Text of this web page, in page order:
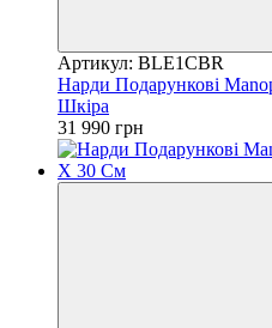
Артикул: BLE1CBR
Нарди Подарункові
Шкіра
31 990 грн